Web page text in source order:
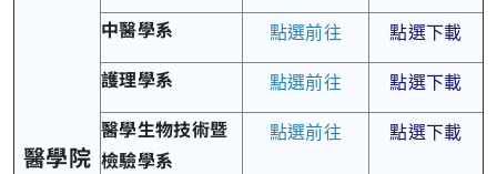
醫學院
中醫學系
點選前往
點選下載
護理學系
點選前往
點選下載
醫學生物技術暨
檢驗學系
點選前往 點選下載